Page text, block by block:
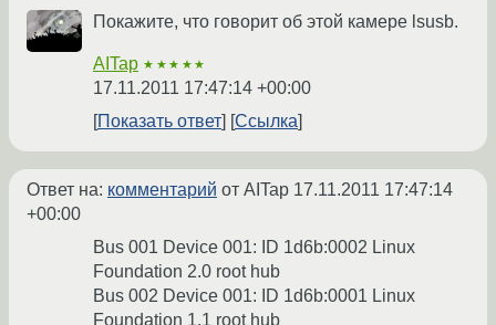
Покажите, что говорит об этой камере lsusb.
AITap ★★★★★
17.11.2011 17:47:14 +00:00
Показать ответ
Ссылка
Ответ на: комментарий от AITap 17.11.2011 17:47:14
+00:00
Bus 001 Device 001: ID 1d6b:0002 Linux
Foundation 2.0 root hub
Bus 002 Device 001: ID 1d6b:0001 Linux
Foundation 1.1 root hub